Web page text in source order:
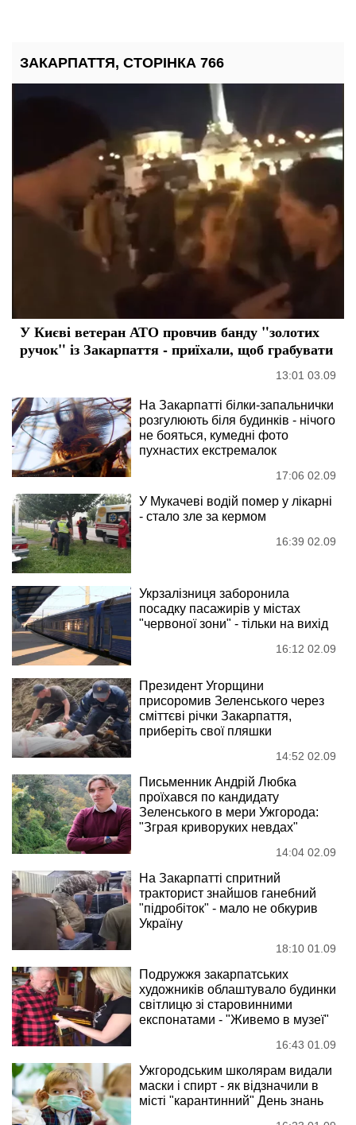
ЗАКАРПАТТЯ, СТОРІНКА 766
У Києві ветеран АТО провчив банду "золотих
ручок" із Закарпаття - приїхали, щоб грабувати
13:01 03.09
На Закарпатті білки-запальнички
розгулюють біля будинків - нічого
не бояться, кумедні фото
пухнастих екстремалок
17:06 02.09
У Мукачеві водій помер у лікарні
- стало зле за кермом
16:39 02.09
Укрзалізниця заборонила
посадку пасажирів у містах
"червоної зони" - тільки на вихід
16:12 02.09
Президент Угорщини
присоромив Зеленського через
сміттєві річки Закарпаття,
приберіть свої пляшки
14:52 02.09
Письменник Андрій Любка
проїхався по кандидату
Зеленського в мери Ужгорода:
"Зграя криворуких невдах"
14:04 02.09
На Закарпатті спритний
тракторист знайшов ганебний
"підробіток" - мало не обкурив
Україну
18:10 01.09
Подружжя закарпатських
художників облаштувало будинки
світлицю зі старовинними
експонатами - "Живемо в музеї"
16:43 01.09
Ужгородським школярам видали
маски і спирт - як відзначили в
місті "карантинний" День знань